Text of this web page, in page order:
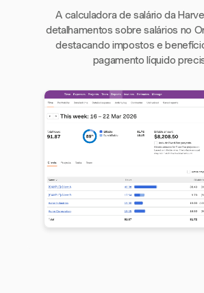
A calculadora de salário da
detalhamentos sobre salários no
destacando impostos e
pagamento líquido